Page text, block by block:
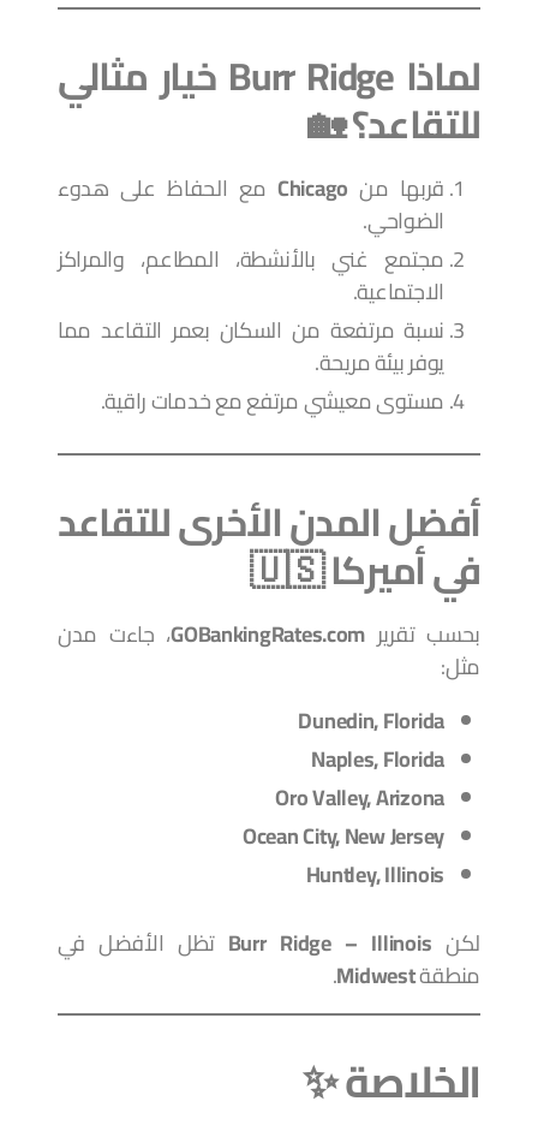
لماذا Burr Ridge خيار مثالي
للتقاعد؟ 🏡
قربها من Chicagoمع الحفاظ على هدوء
الضواحي.
مجتمع غني بالأنشطة، المطاعم، والمراكز
الاجتماعية.
نسبة مرتفعة من السكان بعمر التقاعد مما
يوفر بيئة مريحة.
مستوى معيشي مرتفع مع خدمات راقية.
أفضل المدن الأخرى للتقاعد
في أميركا 🇺🇸
بحسب تقرير GOBankingRates.com، جاءت مدن
مثل:
Dunedin, Florida
Naples, Florida
Oro Valley, Arizona
Ocean City, New Jersey
Huntley, Illinois
لكن Burr Ridge – Illinoisتظل الأفضل في
منطقةMidwest
.
الخلاصة ✨